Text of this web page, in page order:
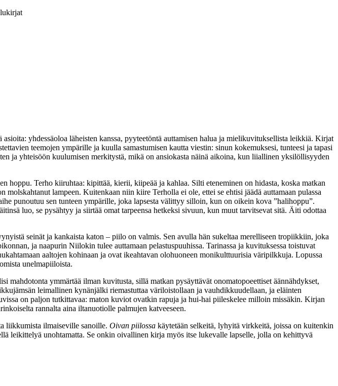
yhdessäoloa läheisten kanssa, pyyteetöntä auttamisen halua ja mielikuvituksellista leikkiä. Kirjat
teemojen ympärille ja kuulla samastumisen kautta viestin: sinun kokemuksesi, tunteesi ja tapasi
ja yhteisöön kuulumisen merkitystä, mikä on ansiokasta näinä aikoina, kun liiallinen yksilöllisyyden
hoppu. Terho kiiruhtaa: kipittää, kierii, kiipeää ja kahlaa. Silti eteneminen on hidasta, koska matkan
lampeen. Kuitenkaan niin kiire Terholla ei ole, ettei se ehtisi jäädä auttamaan pulassa
punoutuu sen tunteen ympärille, joka lapsesta välittyy silloin, kun on oikein kova ”halihoppu”.
luo, se pysähtyy ja siirtää omat tarpeensa hetkeksi sivuun, kun muut tarvitsevat sitä. Äiti odottaa
seinät ja kankaista katon – piilo on valmis. Sen avulla hän sukeltaa merelliseen tropiikkiin, joka
ja naapurin Niilokin tulee auttamaan pelastuspuuhissa. Tarinassa ja kuvituksessa toistuvat
aaltojen kohinaan ja ovat ikeahtavan olohuoneen monikulttuurisia väripilkkuja. Lopussa
unelmapiiloista.
mahdotonta ymmärtää ilman kuvitusta, sillä matkan pysäyttävät onomatopoeettiset äännähdykset,
leimallinen kynänjälki riemastuttaa väriloistollaan ja vauhdikkuudellaan, ja eläinten
on paljon tutkittavaa: maton kuviot ovatkin rapuja ja hui-hai piileskelee milloin missäkin. Kirjan
rannalta aina iltanuotiolle palmujen katveeseen.
liikkumista ilmaiseville sanoille. Oivan piilossa käytetään selkeitä, lyhyitä virkkeitä, joissa on kuitenkin
leikittelyä unohtamatta. Se onkin oivallinen kirja myös itse lukevalle lapselle, jolla on kehittyvä